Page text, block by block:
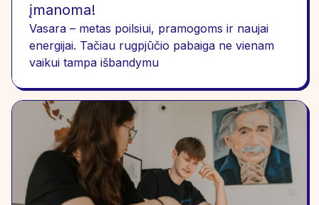
įmanoma!
Vasara – metas poilsiui, pramogoms ir naujai
energijai. Tačiau rugpjūčio pabaiga ne vienam
vaikui tampa išbandymu